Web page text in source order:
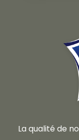
La qualité de